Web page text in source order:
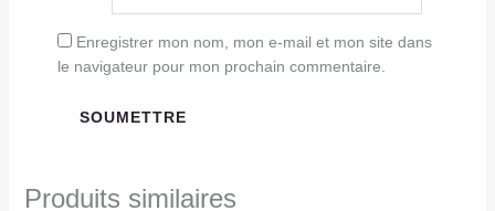
Enregistrer mon nom, mon e-mail et mon site dans
le navigateur pour mon prochain commentaire.
Produits similaires